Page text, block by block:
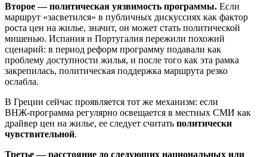
Второе — политическая уязвимость программы. Если
маршрут «засветился» в публичных дискуссиях как фактор
роста цен на жилье, значит, он может стать политической
мишенью. Испания и Португалия пережили похожий
сценарий: в период реформ программу подавали как
проблему доступности жилья, и после того как эта рамка
закрепилась, политическая поддержка маршрута резко
ослабла.
В Греции сейчас проявляется тот же механизм: если
ВНЖ‑программа регулярно освещается в местных СМИ как
драйвер цен на жилье, ее следует считать политически
чувствительной.
Третье — расстояние до следующих национальных или